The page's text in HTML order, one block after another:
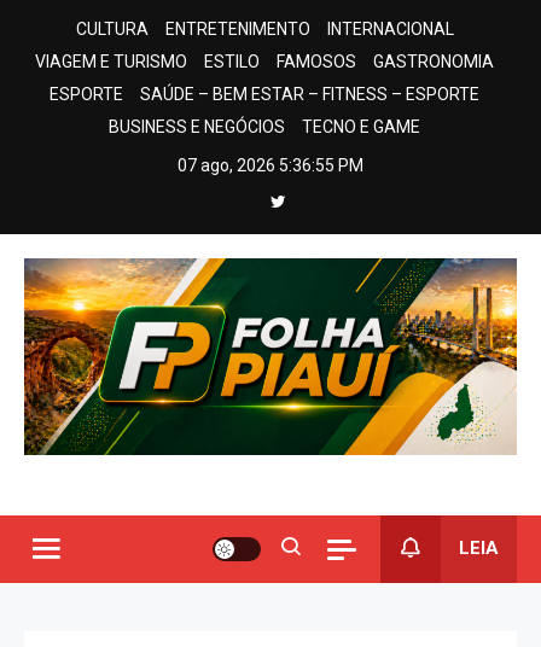
CULTURA ENTRETENIMENTO
INTERNACIONAL
VIAGEM E TURISMO
ESTILO FAMOSOS
GASTRONOMIA
ESPORTE
SAÚDE – BEM ESTAR – FITNESS – ESPORTE
BUSINESS E NEGÓCIOS
TECNO E GAME
07 ago, 2026 5:36:56 PM
LEIA